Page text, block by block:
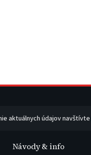
aktuálnych údajov navštívte
Návody & info